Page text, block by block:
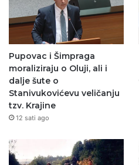
Pupovac i Šimpraga
moraliziraju o Oluji, ali i
dalje šute o
Stanivukovićevu veličanju
tzv. Krajine
12 sati ago